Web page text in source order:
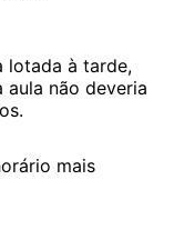
lotada à tarde,
aula não deveria
mais